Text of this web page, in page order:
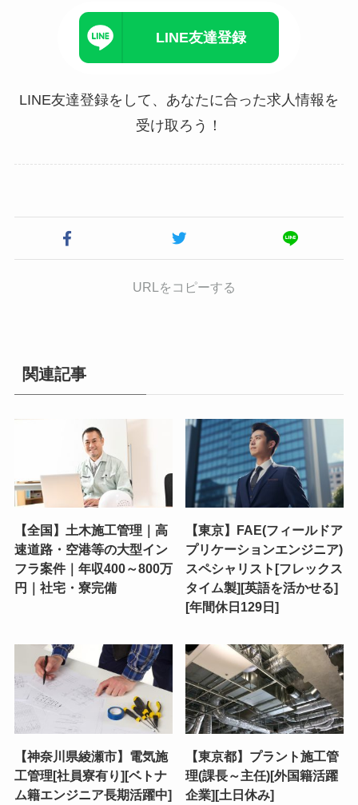
LINE友達登録
LINE友達登録をして、あなたに合った求人情報を
受け取ろう！
URLをコピーする
関連記事
【全国】土木施工管理｜高
速道路・空港等の大型イン
フラ案件｜年収400～800万
円｜社宅・寮完備
【東京】FAE(フィールドア
プリケーションエンジニア)
スペシャリスト[フレックス
タイム製][英語を活かせる]
[年間休日129日]
【神奈川県綾瀬市】電気施
工管理[社員寮有り][ベトナ
ム籍エンジニア長期活躍中]
【東京都】プラント施工管
理(課長～主任)[外国籍活躍
企業][土日休み]